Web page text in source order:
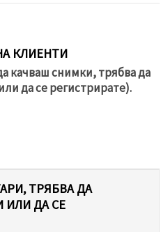
КЛИЕНТИ
качваш снимки, трябва да
да се регистрирате).
ТРЯБВА ДА
ИЛИ ДА СЕ